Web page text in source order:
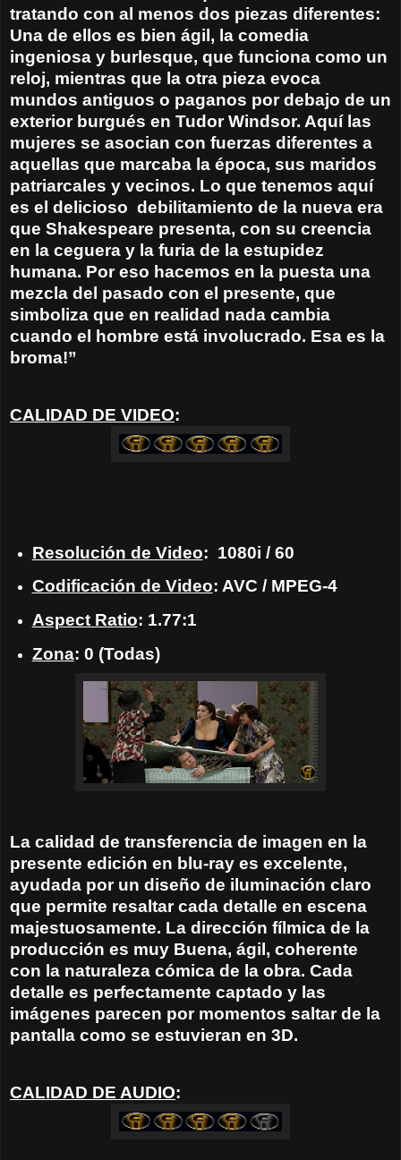
tratando con al menos dos piezas diferentes:
Una de ellos es bien ágil, la comedia
ingeniosa y burlesque, que funciona como un
reloj, mientras que la otra pieza evoca
mundos antiguos o paganos por debajo de un
exterior burgués en Tudor Windsor. Aquí las
mujeres se asocian con fuerzas diferentes a
aquellas que marcaba la época, sus maridos
patriarcales y vecinos. Lo que tenemos aquí
es el delicioso debilitamiento de la nueva era
que Shakespeare presenta, con su creencia
en la ceguera y la furia de la estupidez
humana. Por eso hacemos en la puesta una
mezcla del pasado con el presente, que
simboliza que en realidad nada cambia
cuando el hombre está involucrado. Esa es la
broma!”
CALIDAD DE VIDEO:
Resolución de Video: 1080i / 60
Codificación de Video: AVC / MPEG-4
Aspect Ratio: 1.77:1
Zona: 0 (Todas)
La calidad de transferencia de imagen en la
presente edición en blu-ray es excelente,
ayudada por un diseño de iluminación claro
que permite resaltar cada detalle en escena
majestuosamente. La dirección fílmica de la
producción es muy Buena, ágil, coherente
con la naturaleza cómica de la obra. Cada
detalle es perfectamente captado y las
imágenes parecen por momentos saltar de la
pantalla como se estuvieran en 3D.
CALIDAD DE AUDIO: